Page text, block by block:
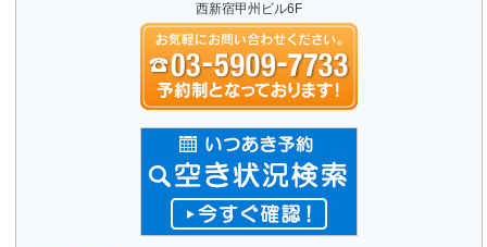
西新宿甲州ビル6F